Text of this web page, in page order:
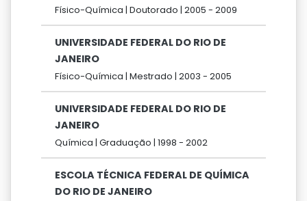
Físico-Química | Doutorado | 2005 - 2009
UNIVERSIDADE FEDERAL DO RIO DE
JANEIRO
Físico-Química | Mestrado | 2003 - 2005
UNIVERSIDADE FEDERAL DO RIO DE
JANEIRO
Química | Graduação | 1998 - 2002
ESCOLA TÉCNICA FEDERAL DE QUÍMICA
DO RIO DE JANEIRO